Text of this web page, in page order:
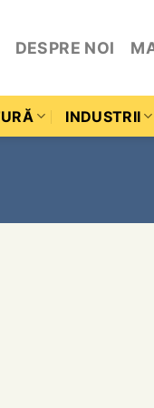
DESPRE NOI
INDUSTRII